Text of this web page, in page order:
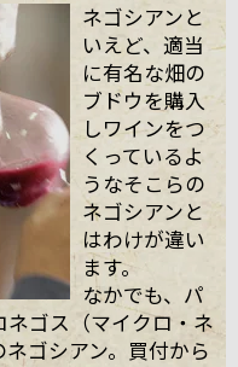
ネゴシアンと
いえど、適当
に有名な畑の
ブドウを購入
しワインをつ
くっているよ
うなそこらの
ネゴシアンと
はわけが違い
ます。
なかでも、パ
ゴス（マイクロ・ネ
ゴシアン。買付から